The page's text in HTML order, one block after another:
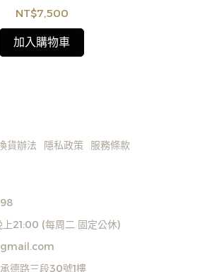
立即與您聯繫交期或更換商品，如
將有權取消訂單，造成不便尚請見
足無法下單，亦歡迎洽詢客服。
NT$7,500
加入購物車
貨辦法 隱私政策 服務條款
21:00 (每周二 固定公休)
德路三段30號1樓